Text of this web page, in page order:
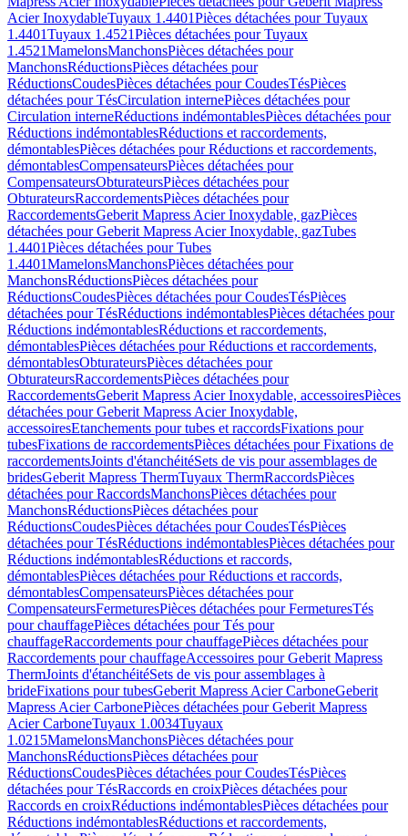
Acier InoxydableTuyaux 1.4401Pièces détachées pour Tuyaux
1.4401Tuyaux 1.4521Pièces détachées pour Tuyaux
1.4521MamelonsManchonsPièces détachées pour
ManchonsRéductionsPièces détachées pour
RéductionsCoudesPièces détachées pour CoudesTésPièces
détachées pour TésCirculation internePièces détachées pour
Circulation interneRéductions indémontablesPièces détachées pour
Réductions indémontablesRéductions et raccordements,
démontablesPièces détachées pour Réductions et raccordements,
démontablesCompensateursPièces détachées pour
CompensateursObturateursPièces détachées pour
ObturateursRaccordementsPièces détachées pour
RaccordementsGeberit Mapress Acier Inoxydable, gazPièces
détachées pour Geberit Mapress Acier Inoxydable, gazTubes
1.4401Pièces détachées pour Tubes
1.4401MamelonsManchonsPièces détachées pour
ManchonsRéductionsPièces détachées pour
RéductionsCoudesPièces détachées pour CoudesTésPièces
détachées pour TésRéductions indémontablesPièces détachées pour
Réductions indémontablesRéductions et raccordements,
démontablesPièces détachées pour Réductions et raccordements,
démontablesObturateursPièces détachées pour
ObturateursRaccordementsPièces détachées pour
RaccordementsGeberit Mapress Acier Inoxydable, accessoiresPièces
détachées pour Geberit Mapress Acier Inoxydable,
accessoiresEtanchements pour tubes et raccordsFixations pour
tubesFixations de raccordementsPièces détachées pour Fixations de
raccordementsJoints d'étanchéitéSets de vis pour assemblages de
bridesGeberit Mapress ThermTuyaux ThermRaccordsPièces
détachées pour RaccordsManchonsPièces détachées pour
ManchonsRéductionsPièces détachées pour
RéductionsCoudesPièces détachées pour CoudesTésPièces
détachées pour TésRéductions indémontablesPièces détachées pour
Réductions indémontablesRéductions et raccords,
démontablesPièces détachées pour Réductions et raccords,
démontablesCompensateursPièces détachées pour
CompensateursFermeturesPièces détachées pour FermeturesTés
pour chauffagePièces détachées pour Tés pour
chauffageRaccordements pour chauffagePièces détachées pour
Raccordements pour chauffageAccessoires pour Geberit Mapress
ThermJoints d'étanchéitéSets de vis pour assemblages à
brideFixations pour tubesGeberit Mapress Acier CarboneGeberit
Mapress Acier CarbonePièces détachées pour Geberit Mapress
Acier CarboneTuyaux 1.0034Tuyaux
1.0215MamelonsManchonsPièces détachées pour
ManchonsRéductionsPièces détachées pour
RéductionsCoudesPièces détachées pour CoudesTésPièces
détachées pour TésRaccords en croixPièces détachées pour
Raccords en croixRéductions indémontablesPièces détachées pour
Réductions indémontablesRéductions et raccordements,